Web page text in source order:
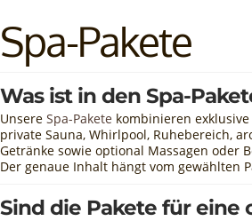
Spa-Pakete
Was ist in den Spa-
Unsere Spa-Pakete kombinieren
private Sauna, Whirlpool, Ruhebereich,
Getränke sowie optional Massagen oder
Der genaue Inhalt hängt vom gewählten
Sind die Pakete für eine